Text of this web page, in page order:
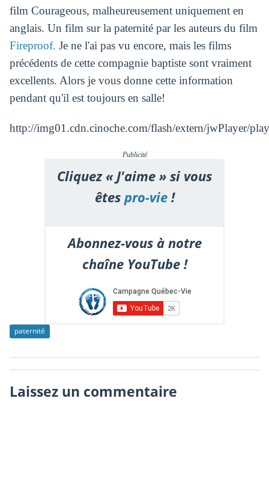
film Courageous, malheureusement uniquement en
anglais. Un film sur la paternité par les auteurs du film
Fireproof. Je ne l'ai pas vu encore, mais les films
précédents de cette compagnie baptiste sont vraiment
excellents. Alors je vous donne cette information
pendant qu'il est toujours en salle!
http://img01.cdn.cinoche.com/flash/extern/jwPlayer/
Publicité
Cliquez « J'aime » si vous
êtespro-vie!
Abonnez-vous à notre
chaîne YouTube !
paternité
Laissez un commentaire